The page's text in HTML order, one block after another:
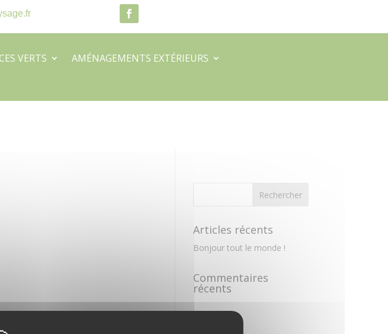
VERTS
AMÉNAGEMENTS EXTÉRIEURS
Articles récents
Bonjour tout le monde !
Commentaires
récents